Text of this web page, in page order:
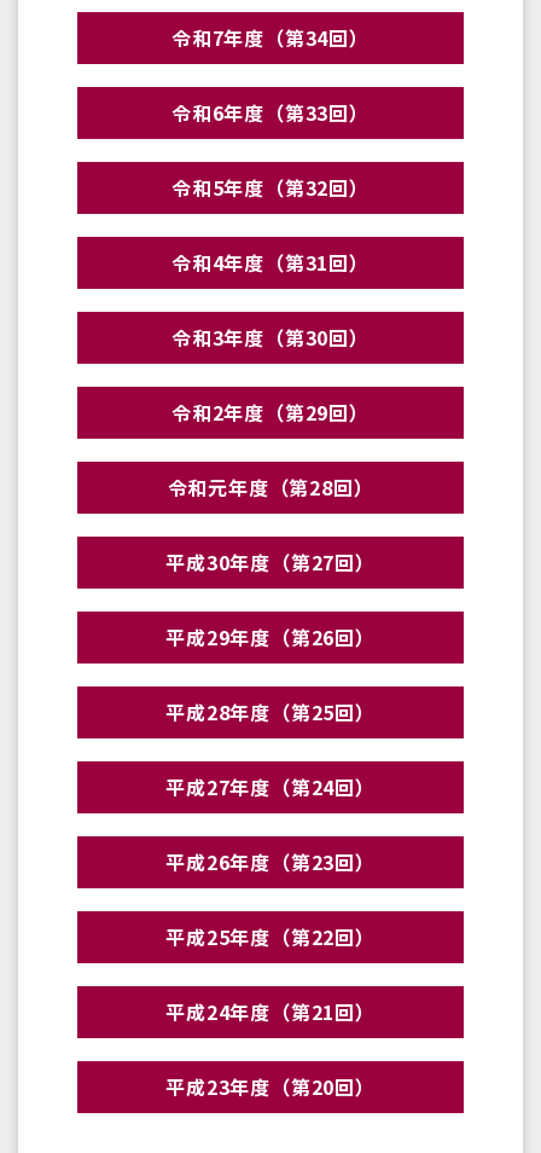
令和7年度（第34回）
令和6年度（第33回）
令和5年度（第32回）
令和4年度（第31回）
令和3年度（第30回）
令和2年度（第29回）
令和元年度（第28回）
平成30年度（第27回）
平成29年度（第26回）
平成28年度（第25回）
平成27年度（第24回）
平成26年度（第23回）
平成25年度（第22回）
平成24年度（第21回）
平成23年度（第20回）